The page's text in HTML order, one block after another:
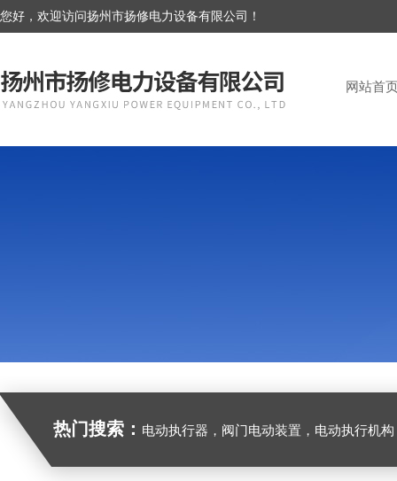
您好，欢迎访问扬州市扬修电力设备有限公司！
网站首
热门搜索： 电动执行器，阀门电动装置，电动执行机构，阀门驱动装置，电动头，角行